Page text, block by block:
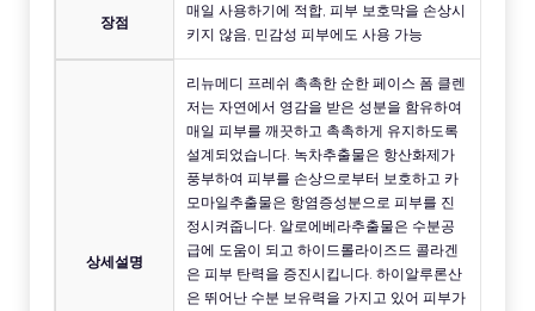
장점
매일 사용하기에 적합, 피부 보호막을 손상시
키지 않음, 민감성 피부에도 사용 가능
상세설명
리뉴메디 프레쉬 촉촉한 순한 페이스 폼 클렌
저는 자연에서 영감을 받은 성분을 함유하여
매일 피부를 깨끗하고 촉촉하게 유지하도록
설계되었습니다. 녹차추출물은 항산화제가
풍부하여 피부를 손상으로부터 보호하고 카
모마일추출물은 항염증성분으로 피부를 진
정시켜줍니다. 알로에베라추출물은 수분공
급에 도움이 되고 하이드롤라이즈드 콜라겐
은 피부 탄력을 증진시킵니다. 하이알루론산
은 뛰어난 수분 보유력을 가지고 있어 피부가